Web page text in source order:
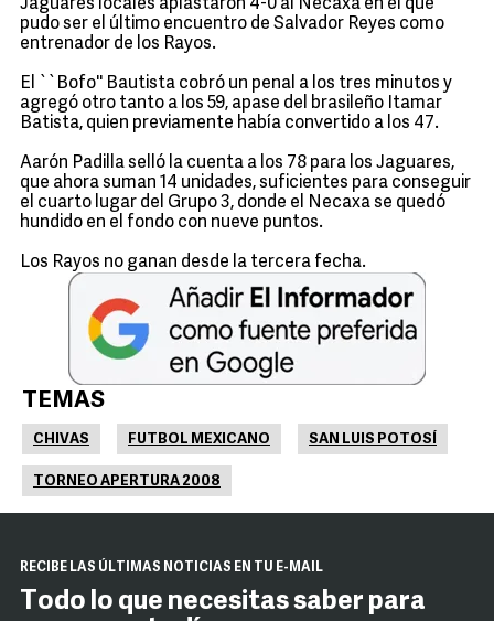
Jaguares locales aplastaron 4-0 al Necaxa en el que
pudo ser el último encuentro de Salvador Reyes como
entrenador de los Rayos.
El ``Bofo'' Bautista cobró un penal a los tres minutos y
agregó otro tanto a los 59, apase del brasileño Itamar
Batista, quien previamente había convertido a los 47.
Aarón Padilla selló la cuenta a los 78 para los Jaguares,
que ahora suman 14 unidades, suficientes para conseguir
el cuarto lugar del Grupo 3, donde el Necaxa se quedó
hundido en el fondo con nueve puntos.
Los Rayos no ganan desde la tercera fecha.
TEMAS
CHIVAS FUTBOL MEXICANO SAN LUIS POTOSÍ
TORNEO APERTURA 2008
RECIBE LAS ÚLTIMAS NOTICIAS EN TU E-MAIL
Todo lo que necesitas saber para